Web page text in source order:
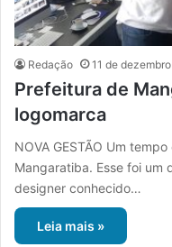
Redação 11 de
Prefeitura de
logomarca
NOVA GESTÃO Um
Mangaratiba. Esse foi um
designer conhecido…
Leia mais »